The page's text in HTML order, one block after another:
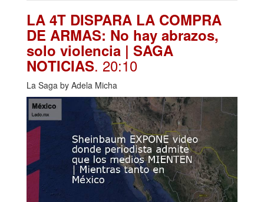
LA 4T DISPARA LA COMPRA
DE ARMAS: No hay abrazos,
solo violencia | SAGA
NOTICIAS. 20:10
La Saga by Adela Micha